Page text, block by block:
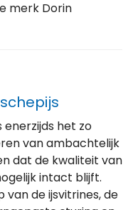
merk Dorin
enerzijds het zo
van ambachtelijk
dat de kwaliteit van
intact blijft.
van de ijsvitrines, de